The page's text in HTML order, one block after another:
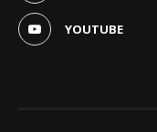
YOUTUBE